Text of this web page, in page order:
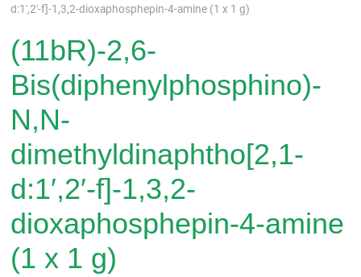
d:1′,2′-f]-1,3,2-dioxaphosphepin-4-amine (1 x 1 g)
(11bR)-2,6-
Bis(diphenylphosphino)-
N,N-
dimethyldinaphtho[2,1-
d:1′,2′-f]-1,3,2-
dioxaphosphepin-4-amine
(1 x 1 g)